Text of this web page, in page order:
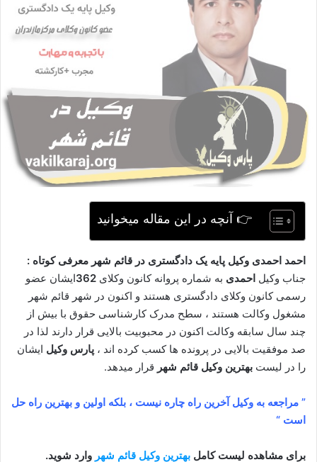
👉 آنچه در این مقاله میخوانید
احمد احمدی وکیل پایه یک دادگستری در قائم شهر معرفی کوتاه :
جناب وکیل احمدی به شماره پروانه کانون وکلای
ایشان عضو
رسمی کانون وکلای دادگستری هستند و اکنون در شهر قائم شهر
مشغول وکالت هستند ، سطح مدرک کارشناسی حقوق با بیش از
چند سال سابقه وکالت اکنون در محبوبیت بالایی قرار دارند لذا در
صد موفقیت بالایی در پرونده ها کسب کرده اند ، پارس وکیل ایشان
را در لیست بهترین وکیل قائم شهر قرار میدهد.
” مراجعه به وکیل آخرین راه چاره نیست ، بلکه اولین و بهترین راه حل
است “
برای مشاهده لیست کامل بهترین وکیل قائم شهر وارد شوید.